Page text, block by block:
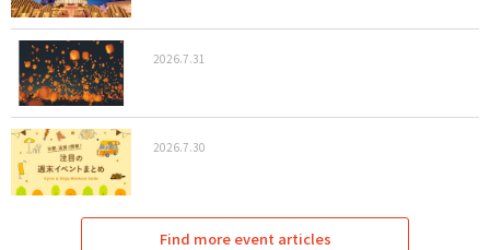
2026.7.31
2026.7.30
Find more event articles